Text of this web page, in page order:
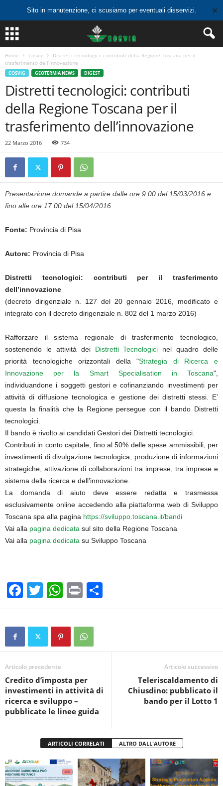
Sito in manutenzione, ci scusiamo per eventuali disservizi. ✕
Home Cosvig
Distretti tecnologici: contributi della Regione Toscana per il
trasferimento dell’innovazione
COSVIG GEOTERMIA NEWS DIGEST
Distretti tecnologici: contributi
della Regione Toscana per il
trasferimento dell’innovazione
22 Marzo 2016 734
Presentazione domande a partire dalle ore 9.00 del 15/03/2016 e
fino alle ore 17.00 del 15/04/2016
Fonte: Provincia di Pisa
Autore: Provincia di Pisa
Distretti tecnologici: contributi per il trasferimento
dell’innovazione
(decreto dirigenziale n. 127 del 20 gennaio 2016, modificato e
integrato con il decreto dirigenziale n. 802 del 1 marzo 2016)
Rafforzare il sistema regionale di trasferimento tecnologico,
sostenendo le attività dei Distretti Tecnologici nel quadro delle
priorità tecnologiche orizzontali della "Strategia di Ricerca e
Innovazione per la Smart Specialisation in Toscana",
individuandone i soggetti gestori e cofinanziando investimenti per
attività di diffusione tecnologica e gestione dei distretti stessi. E’
questa la finalità che la Regione persegue con il bando Distretti
tecnologici.
Il bando è rivolto ai candidati Gestori dei Distretti tecnologici.
Contributi in conto capitale, fino al 50% delle spese ammissibili, per
investimenti di divulgazione tecnologica, produzione di informazioni
strategiche, attivazione di collaborazioni tra imprese, tra imprese e
sistema della ricerca e dell’innovazione.
La domanda di aiuto deve essere redatta e trasmessa
esclusivamente online accedendo alla piattaforma web di Sviluppo
Toscana spa alla pagina https://sviluppo.toscana.it/bandi
Vai alla pagina dedicata sul sito della Regione Toscana
Vai alla pagina dedicata su Sviluppo Toscana
F
a
c
b
o
o
k
T
wi
tt
W
h
at
s
A
p
Pr
in
t
o
vi
Articolo precedente
Credito d’imposta per
investimenti in attività di
ricerca e sviluppo –
pubblicate le linee guida
Articolo successivo
Teleriscaldamento di
Chiusdino: pubblicato il
bando per il Lotto 1
ARTICOLI CORRELATI ALTRO DALL'AUTORE